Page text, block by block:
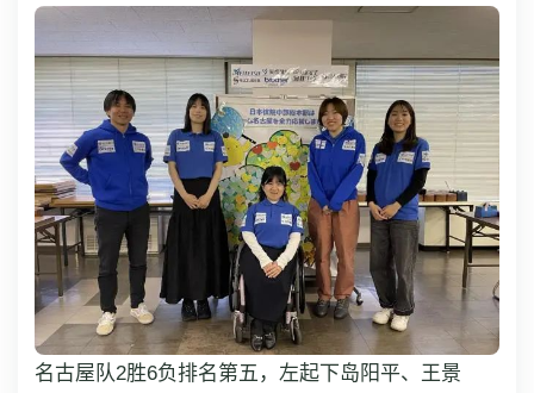
名古屋队2胜6负排名第五，左起下岛阳平、王景